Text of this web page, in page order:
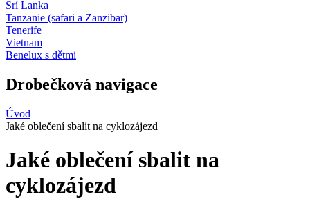
Srí Lanka
Tanzanie (safari a Zanzibar)
Tenerife
Vietnam
Benelux s dětmi
Drobečková navigace
Úvod
Jaké oblečení sbalit na cyklozájezd
Jaké oblečení sbalit na
cyklozájezd